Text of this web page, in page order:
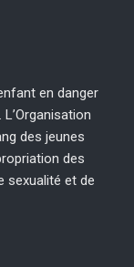
en danger
des jeunes
des
sexualité et de